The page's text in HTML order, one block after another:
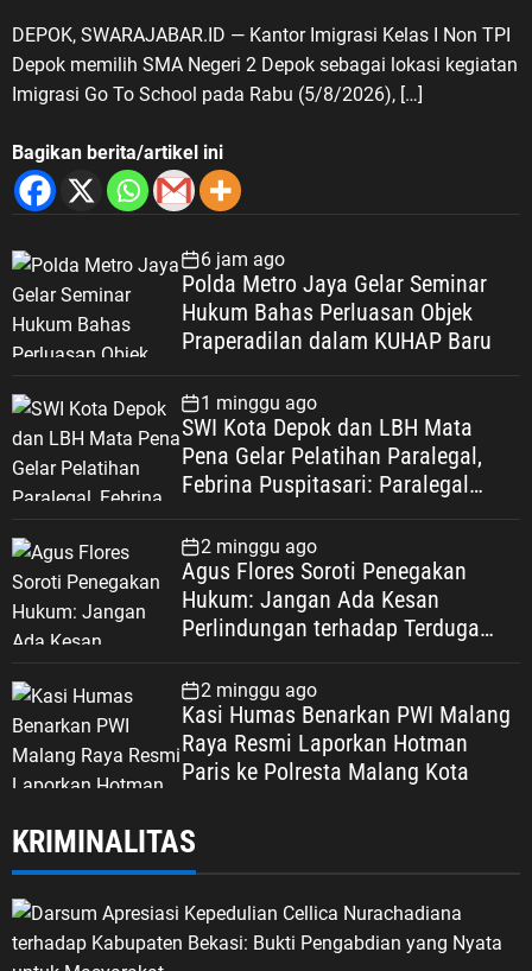
DEPOK, SWARAJABAR.ID — Kantor Imigrasi Kelas I Non TPI
Depok memilih SMA Negeri 2 Depok sebagai lokasi kegiatan
Imigrasi Go To School pada Rabu (5/8/2026), […]
Bagikan berita/artikel ini
6 jam ago
Polda Metro Jaya Gelar Seminar
Hukum Bahas Perluasan Objek
Praperadilan dalam KUHAP Baru
1 minggu ago
SWI Kota Depok dan LBH Mata
Pena Gelar Pelatihan Paralegal,
Febrina Puspitasari: Paralegal
Keadilan Warga Depok
2 minggu ago
Agus Flores Soroti Penegakan
Hukum: Jangan Ada Kesan
Perlindungan terhadap Terduga
Dipertaruhkan
2 minggu ago
Kasi Humas Benarkan PWI Malang
Raya Resmi Laporkan Hotman
Paris ke Polresta Malang Kota
KRIMINALITAS